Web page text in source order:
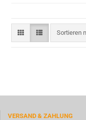
Sortieren
Sortieren
VERSAND & ZAHLUNG